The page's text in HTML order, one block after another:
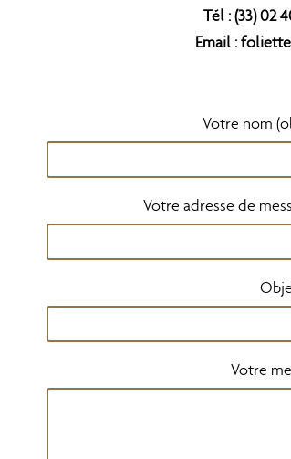
Tél : (33) 02
Email :
Votre nom
Votre adresse de
Votre